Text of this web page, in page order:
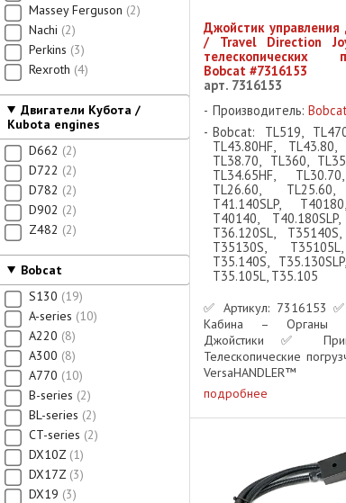
Massey Ferguson 2
Nachi 2
Perkins 3
Rexroth 4
Двигатели Кубота /
Kubota engines
D662
2
D722
2
D782
2
D902
2
Z482
2
Bobcat
S130 19
A-series 10
A220 8
A300 8
A770 10
B-series 2
BL-series 2
CT-series 2
DX10Z 1
DX17Z 3
DX19 3
Джойстик
/ Travel Direction
телескопических
Bobcat #7316153
арт. 7316153
Производитель:
Bobcat: TL519,
TL43.80HF, TL43.80,
TL38.70, TL360,
TL34.65HF,
TL26.60, TL25.60,
T41.140SLP,
T40140,
T36.120SL,
T35130S,
T35.140S,
T35.105L, T35.105
✅ Артикул: 7316153 ✅
Кабина – Органы
Джойстики ✅
Телескопические
VersaHANDLER™
Оригинальный
#7316153
управления
подробнее